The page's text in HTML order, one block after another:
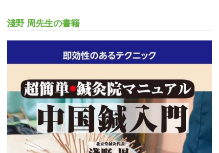
淺野 周先生の書籍